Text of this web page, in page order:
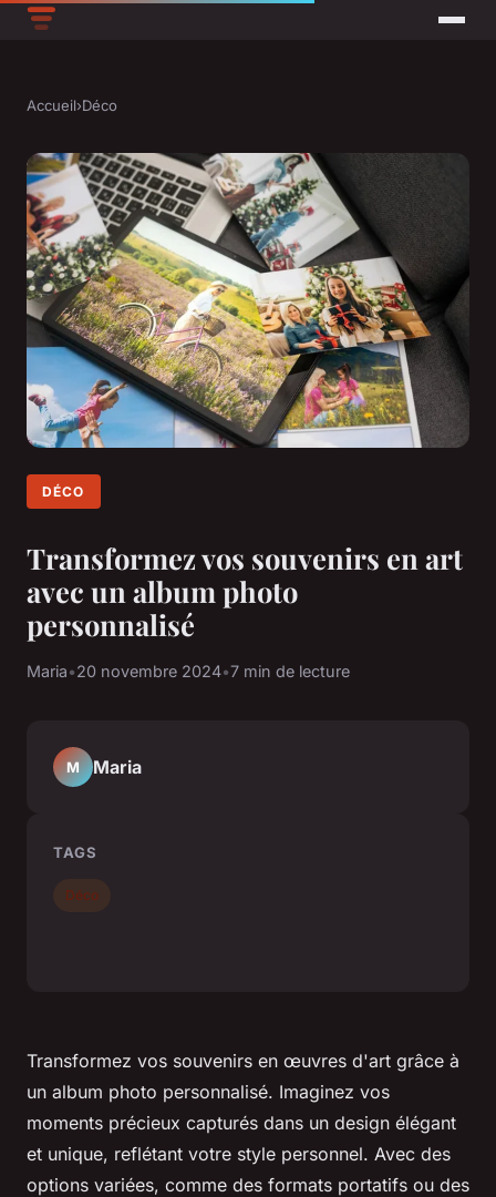
Accueil›Déco
DÉCO
Transformez vos souvenirs en art
avec un album photo
personnalisé
Maria•20 novembre 2024•7 min de lecture
Transformez vos souvenirs en œuvres d'art grâce à
un album photo personnalisé. Imaginez vos
moments précieux capturés dans un design élégant
et unique, reflétant votre style personnel. Avec des
options variées, comme des formats portatifs ou des
M Maria
TAGS
Déco